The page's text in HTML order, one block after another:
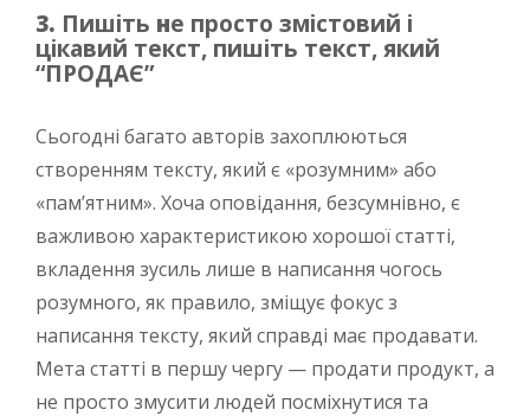
3. Пишіть не просто змістовий і
цікавий текст, пишіть текст, який
“ПРОДАЄ”
Сьогодні багато авторів захоплюються
створенням тексту, який є «розумним» або
«пам’ятним». Хоча оповідання, безсумнівно, є
важливою характеристикою хорошої статті,
вкладення зусиль лише в написання чогось
розумного, як правило, зміщує фокус з
написання тексту, який справді має продавати.
Мета статті в першу чергу — продати продукт, а
не просто змусити людей посміхнутися та